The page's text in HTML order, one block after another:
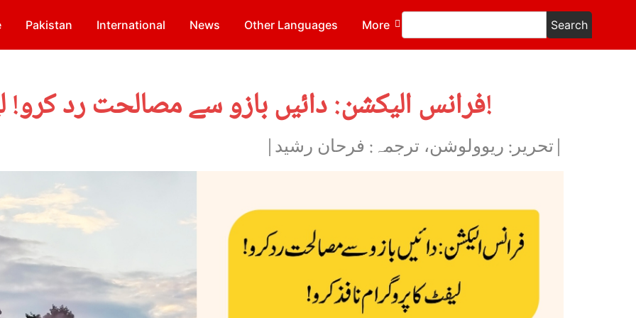
Pakistan International News Other Languages More Search
فرانس الیکشن: دائیں بازو سے مصالحت رد کرو! لیفٹ کا پروگرام نافذ کرو!
|تحریر: ریوولوشن، ترجمہ: فرحان رشید|